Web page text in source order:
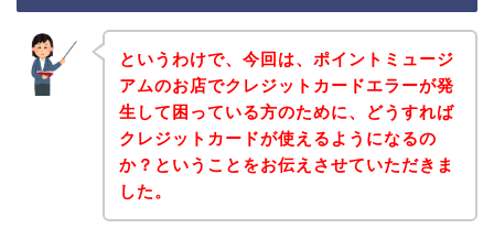
というわけで、今回は、ポイントミュージ
アムのお店でクレジットカードエラーが発
生して困っている方のために、どうすれば
クレジットカードが使えるようになるの
か？ということをお伝えさせていただきま
した。